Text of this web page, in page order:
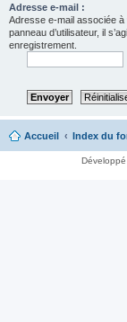
Adresse e-mail :
Adresse e-mail associée à
panneau d’utilisateur, il
enregistrement.
Accueil Index du